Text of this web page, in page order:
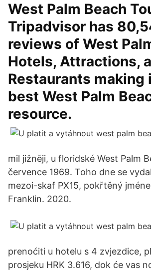
West Palm Beach
Tripadvisor has
reviews of West
Hotels, Attractions,
Restaurants making
best West Palm
resource.
mil jižněji, u floridské West Palm
července 1969. Toho dne se
mezoi-skaf PX15, pokřtěný
Franklin. 2020.
prenoćiti u hotelu s 4 zvjezdice,
prosjeku HRK 3.616, dok će vas